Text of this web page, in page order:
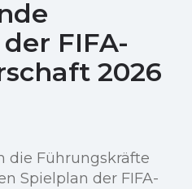
FIFA-
2026
die Führungskräfte
Spielplan der FIFA-